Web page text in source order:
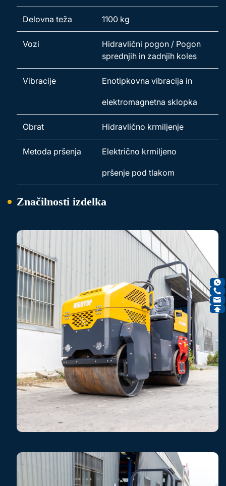
Delovna teža 1100 kg
Vozi
Hidravlični pogon / Pogon
sprednjih in zadnjih koles
Vibracije Enotipkovna vibracija in
elektromagnetna sklopka
Obrat Hidravlično krmiljenje
Metoda pršenja Električno krmiljeno
pršenje pod tlakom
Značilnosti izdelka